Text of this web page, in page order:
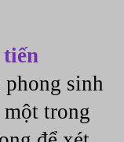
sinh
trong